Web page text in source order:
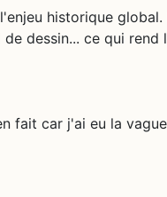
historique
dessin... ce qui rend
fait car j'ai eu la